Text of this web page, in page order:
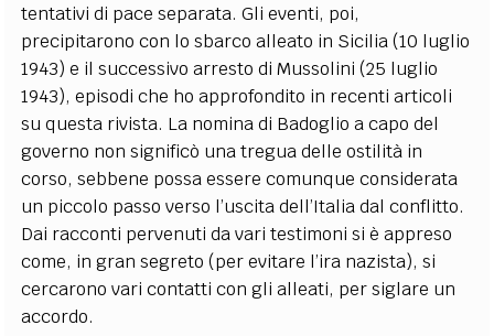
tentativi di pace separata. Gli eventi, poi,
precipitarono con lo sbarco alleato in Sicilia (10 luglio
1943) e il successivo arresto di Mussolini (25 luglio
1943), episodi che ho approfondito in recenti articoli
su questa rivista. La nomina di Badoglio a capo del
governo non significò una tregua delle ostilità in
corso, sebbene possa essere comunque considerata
un piccolo passo verso l’uscita dell’Italia dal conflitto.
Dai racconti pervenuti da vari testimoni si è appreso
come, in gran segreto (per evitare l’ira nazista), si
cercarono vari contatti con gli alleati, per siglare un
accordo.